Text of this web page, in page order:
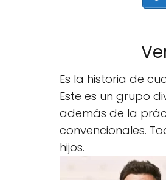
Es la historia de
Este es un grupo
además de la
convencionales.
hijos.